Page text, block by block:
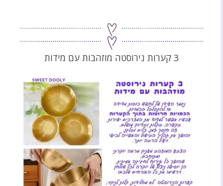
3 קערות נירוסטה מוזהבות עם מידות